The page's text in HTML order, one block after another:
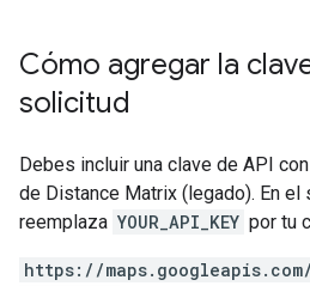
Cómo agregar la
solicitud
Debes incluir una clave de API
de Distance Matrix (legado). En el
reemplaza YOUR_API_KEY por tu
https://